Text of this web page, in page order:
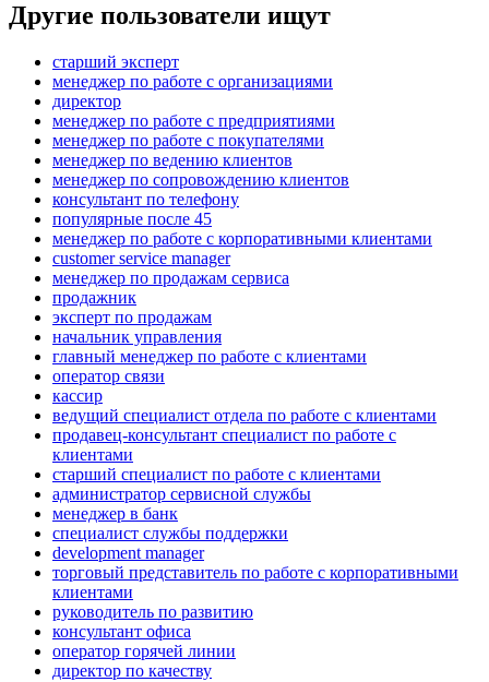
Другие пользователи ищут
старший эксперт
менеджер по работе с организациями
директор
менеджер по работе с предприятиями
менеджер по работе с покупателями
менеджер по ведению клиентов
менеджер по сопровождению клиентов
консультант по телефону
популярные после 45
менеджер по работе с корпоративными клиентами
customer service manager
менеджер по продажам сервиса
продажник
эксперт по продажам
начальник управления
главный менеджер по работе с клиентами
оператор связи
кассир
ведущий специалист отдела по работе с клиентами
продавец-консультант специалист по работе с
клиентами
старший специалист по работе с клиентами
администратор сервисной службы
менеджер в банк
специалист службы поддержки
development manager
торговый представитель по работе с корпоративными
клиентами
руководитель по развитию
консультант офиса
оператор горячей линии
директор по качеству